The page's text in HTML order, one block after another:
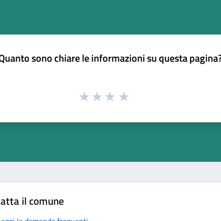
sono chiare le informazioni su questa
il comune